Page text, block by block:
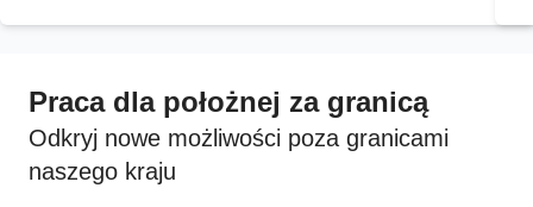
Praca dla położnej za granicą
Odkryj nowe możliwości poza granicami
naszego kraju